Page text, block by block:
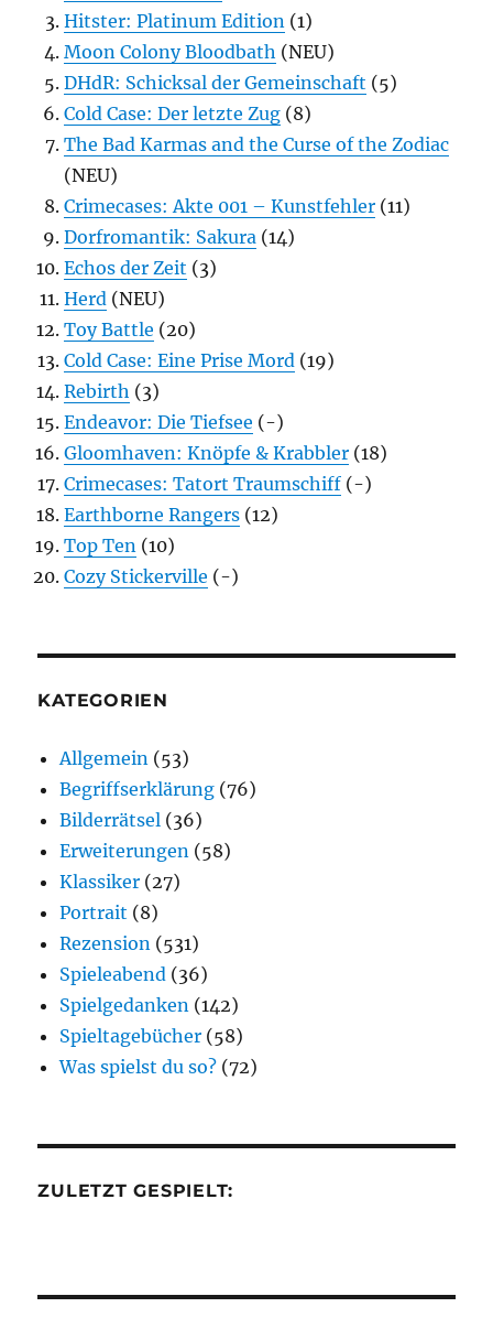
Hitster: Platinum Edition (1)
Moon Colony Bloodbath (NEU)
DHdR: Schicksal der Gemeinschaft (5)
Cold Case: Der letzte Zug (8)
The Bad Karmas and the Curse of the Zodiac
(NEU)
Crimecases: Akte 001 – Kunstfehler (11)
Dorfromantik: Sakura (14)
Echos der Zeit (3)
Herd (NEU)
Toy Battle (20)
Cold Case: Eine Prise Mord (19)
Rebirth (3)
Endeavor: Die Tiefsee (-)
Gloomhaven: Knöpfe & Krabbler (18)
Crimecases: Tatort Traumschiff (-)
Earthborne Rangers (12)
Top Ten (10)
Cozy Stickerville (-)
KATEGORIEN
Allgemein (53)
Begriffserklärung (76)
Bilderrätsel (36)
Erweiterungen (58)
Klassiker (27)
Portrait (8)
Rezension (531)
Spieleabend (36)
Spielgedanken (142)
Spieltagebücher (58)
Was spielst du so? (72)
ZULETZT GESPIELT: